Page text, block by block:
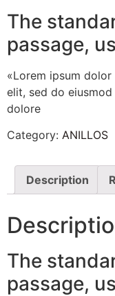
The
passage,
«Lorem ipsum
elit, sed do
dolore
Category: ANILLOS
Description
The
passage,